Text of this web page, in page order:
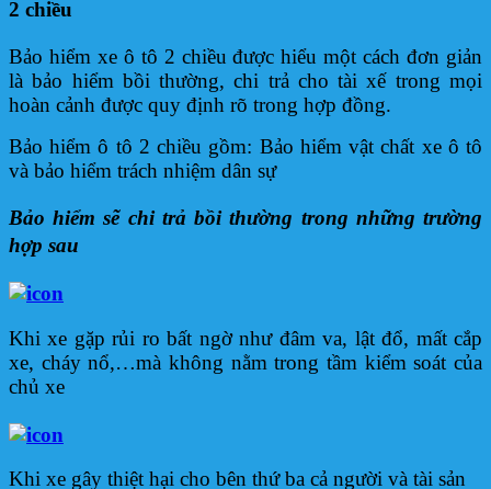
2 chiều
Bảo hiểm xe ô tô 2 chiều được hiểu một cách đơn giản
là bảo hiểm bồi thường, chi trả cho tài xế trong mọi
hoàn cảnh được quy định rõ trong hợp đồng.
Bảo hiểm ô tô 2 chiều gồm: Bảo hiểm vật chất xe ô tô
và bảo hiểm trách nhiệm dân sự
Bảo hiểm sẽ chi trả bồi thường trong những trường
hợp sau
Khi xe gặp rủi ro bất ngờ như đâm va, lật đổ, mất cắp
xe, cháy nổ,…mà không nằm trong tầm kiểm soát của
chủ xe
Khi xe gây thiệt hại cho bên thứ ba cả người và tài sản